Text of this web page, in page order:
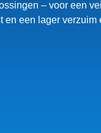
– voor een
en een lager verzuim